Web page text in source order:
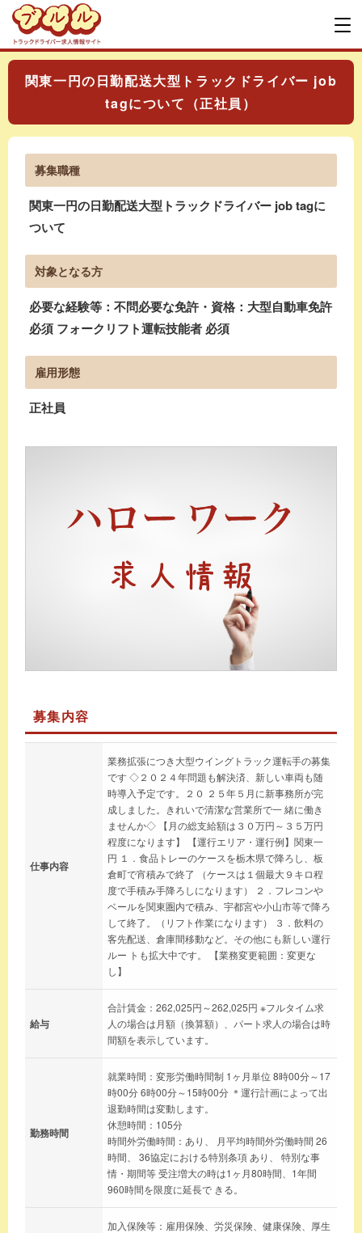
関東一円の日勤配送大型トラックドライバー job
tagについて（正社員）
募集職種
関東一円の日勤配送大型トラックドライバー job tagに
ついて
対象となる方
必要な経験等：不問必要な免許・資格：大型自動車免許
必須 フォークリフト運転技能者 必須
雇用形態
正社員
募集内容
仕事内容
業務拡張につき大型ウイングトラック運転手の募集
です ◇２０２４年問題も解決済、新しい車両も随
時導入予定です。２０ ２５年５月に新事務所が完
成しました。きれいで清潔な営業所で一 緒に働き
ませんか◇ 【月の総支給額は３０万円～３５万円
程度になります】 【運行エリア・運行例】関東一
円 １．食品トレーのケースを栃木県で降ろし、板
倉町で宵積みで終了 （ケースは１個最大９キロ程
度で手積み手降ろしになります） ２．フレコンや
ベールを関東圏内で積み、宇都宮や小山市等で降ろ
して終了。（リフト作業になります） ３．飲料の
客先配送、倉庫間移動など。その他にも新しい運行
ルー トも拡大中です。 【業務変更範囲：変更な
し】
給与
合計賃金：262,025円～262,025円 ※フルタイム求
人の場合は月額（換算額）、パート求人の場合は時
間額を表示しています。
勤務時間
就業時間：変形労働時間制 1ヶ月単位 8時00分～17
時00分 6時00分～15時00分 ＊運行計画によって出
退勤時間は変動します。
休憩時間：105分
時間外労働時間：あり、 月平均時間外労働時間 26
時間、 36協定における特別条項 あり、 特別な事
情・期間等 受注増大の時は1ヶ月80時間、1年間
960時間を限度に延長で きる。
加入保険等：雇用保険、労災保険、健康保険、厚生